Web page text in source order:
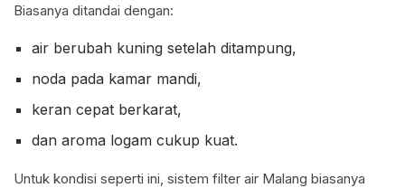
Biasanya ditandai dengan:
air berubah kuning setelah ditampung,
noda pada kamar mandi,
keran cepat berkarat,
dan aroma logam cukup kuat.
Untuk kondisi seperti ini, sistem filter air Malang biasanya